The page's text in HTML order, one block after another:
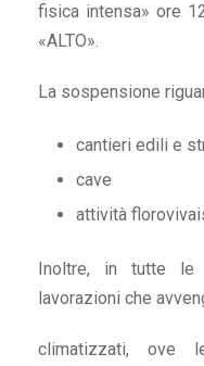
fisica intensa» ore
«ALTO».
La sospensione
cantieri edili e
cave
attività
Inoltre, in tutte le
lavorazioni che
climatizzati, ove